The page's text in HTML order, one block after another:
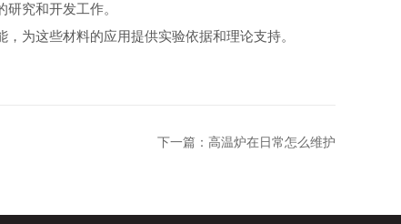
究和开发工作。
为这些材料的应用提供实验依据和理论支持。
下一篇： 高温炉在日常怎么维护